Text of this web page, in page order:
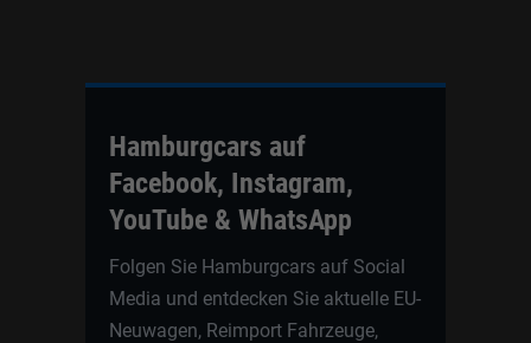
Hamburgcars auf
Facebook, Instagram,
YouTube & WhatsApp
Folgen Sie Hamburgcars auf Social
Media und entdecken Sie aktuelle EU-
Neuwagen, Reimport Fahrzeuge,